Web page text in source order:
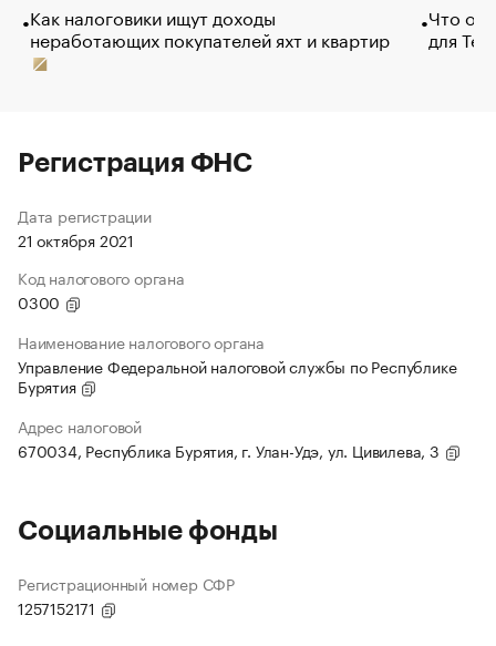
Как налоговики ищут доходы
неработающих покупателей яхт и квартир
Что
для
Регистрация ФНС
Дата регистрации
21 октября 2021
Код налогового органа
0300
Наименование налогового органа
Управление Федеральной налоговой службы по Республике
Бурятия
Адрес налоговой
670034, Республика Бурятия, г. Улан-Удэ, ул. Цивилева, 3
Социальные фонды
Регистрационный номер СФР
1257152171